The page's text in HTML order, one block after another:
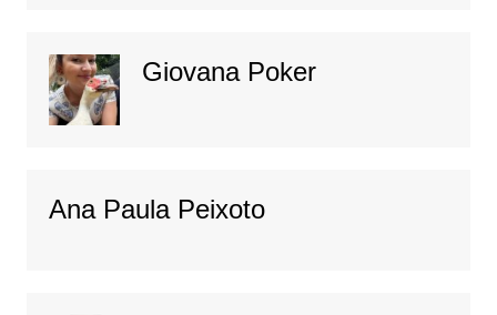
Giovana Poker
Ana Paula Peixoto